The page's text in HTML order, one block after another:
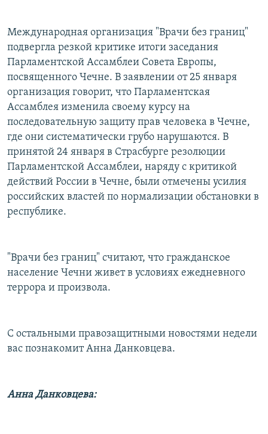
Международная организация "Врачи без границ"
подвергла резкой критике итоги заседания
Парламентской Ассамблеи Совета Европы,
посвященного Чечне. В заявлении от 25 января
организация говорит, что Парламентская
Ассамблея изменила своему курсу на
последовательную защиту прав человека в Чечне,
где они систематически грубо нарушаются. В
принятой 24 января в Страсбурге резолюции
Парламентской Ассамблеи, наряду с критикой
действий России в Чечне, были отмечены усилия
российских властей по нормализации обстановки в
республике.
"Врачи без границ" считают, что гражданское
население Чечни живет в условиях ежедневного
террора и произвола.
С остальными правозащитными новостями недели
вас познакомит Анна Данковцева.
Анна Данковцева: